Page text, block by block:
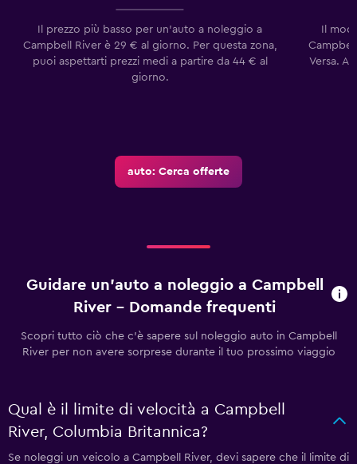
Il prezzo più basso per un'auto a noleggio a
Campbell River è 29 € al giorno. Per questa zona,
puoi aspettarti prezzi medi a partire da 44 € al
giorno.
Il
Versa.
auto: Cerca offerte
Guidare un'auto a noleggio a Campbell
River - Domande frequenti
Scopri tutto ciò che c'è sapere sul noleggio auto in Campbell
River per non avere sorprese durante il tuo prossimo viaggio
Qual è il limite di velocità a Campbell
River, Columbia Britannica?
Se noleggi un veicolo a Campbell River, devi sapere che il limite di